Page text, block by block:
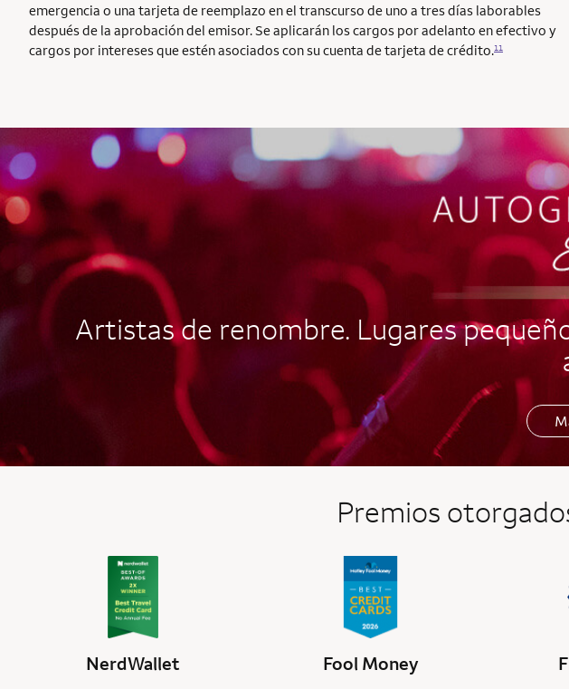
emergencia o una tarjeta de reemplazo en el transcurso de uno a tres días laborables
después de la aprobación del emisor. Se aplicarán los cargos por adelanto en efectivo y
cargos por intereses que estén asociados con su cuenta de tarjeta de crédito.11
AUTOGRAPH CARD
EXCLUSIVES
Artistas de renombre. Lugares
Premios
NerdWallet Fool Money